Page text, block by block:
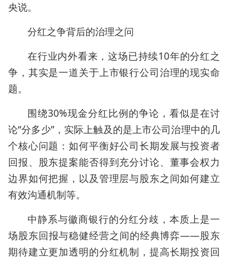
央说。
分红之争背后的治理之问
在行业内外看来，这场已持续10年的分红之
争，其实是一道关于上市银行公司治理的现实命
题。
围绕30%现金分红比例的争论，看似是在讨
论“分多少”，实际上触及的是上市公司治理中的几
个核心问题：如何平衡好公司长期发展与投资者
回报、股东提案能否得到充分讨论、董事会权力
边界如何把握，以及管理层与股东之间如何建立
有效沟通机制等。
中静系与徽商银行的分红分歧，本质上是一
场股东回报与稳健经营之间的经典博弈——股东
期待建立更加透明的分红机制，提高长期投资回